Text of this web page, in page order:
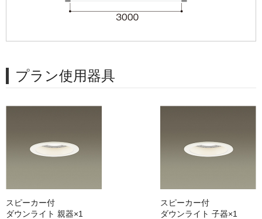
プラン使用器具
スピーカー付
ダウンライト 親器×1
スピーカー付
ダウンライト 子器×1